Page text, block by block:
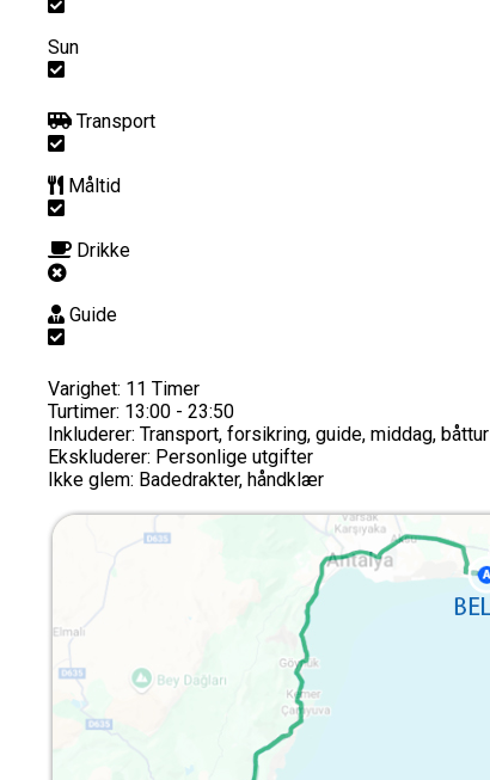
Sun
Transport
Måltid
Drikke
Guide
Varighet: 11 Timer
Turtimer: 13:00 - 23:50
Inkluderer: Transport, forsikring, guide, middag, båttur
Ekskluderer: Personlige utgifter
Ikke glem: Badedrakter, håndklær